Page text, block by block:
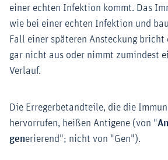
einer echten Infektion kommt. Das
wie bei einer echten Infektion und
Fall einer späteren Ansteckung
gar nicht aus oder nimmt zumindest
Verlauf.
Die Erregerbetandteile, die die
hervorrufen, heißen Antigene (von "
generierend"; nicht von "Gen").